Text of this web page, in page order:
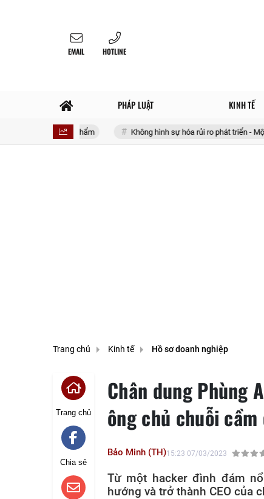
EMAIL HOTLINE
PHÁP LUẬT KINH TẾ
Không hình sự hóa rủi ro phát triển - Một triết lý lập
Trang chủ Kinh tế Hồ sơ doanh nghiệp
Trang chủ
Chia sẻ
Chân dung Phùng
ông chủ chuỗi cầm
Bảo Minh (TH)15:23 07/03/2023
Từ một hacker đình đám
hướng và trở thành CEO của